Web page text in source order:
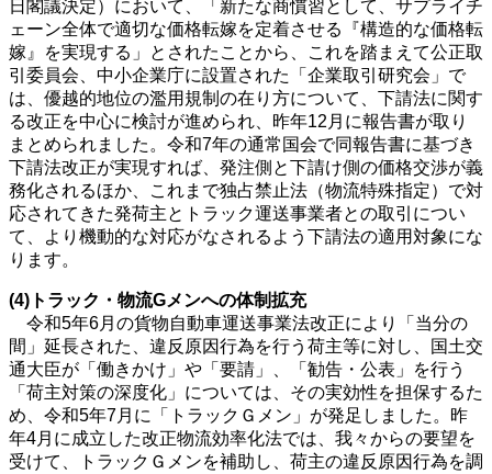
日閣議決定）において、「新たな商慣習として、サプライチ
ェーン全体で適切な価格転嫁を定着させる『構造的な価格転
嫁』を実現する」とされたことから、これを踏まえて公正取
引委員会、中小企業庁に設置された「企業取引研究会」で
は、優越的地位の濫用規制の在り方について、下請法に関す
る改正を中心に検討が進められ、昨年12月に報告書が取り
まとめられました。令和7年の通常国会で同報告書に基づき
下請法改正が実現すれば、発注側と下請け側の価格交渉が義
務化されるほか、これまで独占禁止法（物流特殊指定）で対
応されてきた発荷主とトラック運送事業者との取引につい
て、より機動的な対応がなされるよう下請法の適用対象にな
ります。
(4)トラック・物流Gメンへの体制拡充
令和5年6月の貨物自動車運送事業法改正により「当分の
間」延長された、違反原因行為を行う荷主等に対し、国土交
通大臣が「働きかけ」や「要請」、「勧告・公表」を行う
「荷主対策の深度化」については、その実効性を担保するた
め、令和5年7月に「トラックＧメン」が発足しました。昨
年4月に成立した改正物流効率化法では、我々からの要望を
受けて、トラックＧメンを補助し、荷主の違反原因行為を調